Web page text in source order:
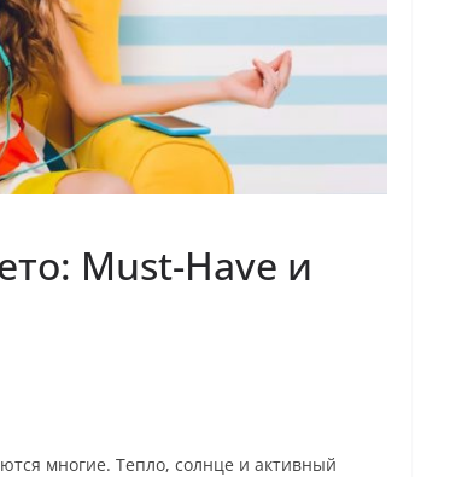
Must-Have и
многие. Тепло, солнце и активный